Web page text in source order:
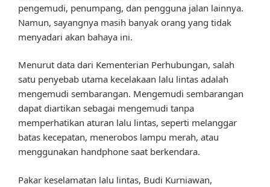
pengemudi, penumpang, dan pengguna jalan lainnya.
Namun, sayangnya masih banyak orang yang tidak
menyadari akan bahaya ini.
Menurut data dari Kementerian Perhubungan, salah
satu penyebab utama kecelakaan lalu lintas adalah
mengemudi sembarangan. Mengemudi sembarangan
dapat diartikan sebagai mengemudi tanpa
memperhatikan aturan lalu lintas, seperti melanggar
batas kecepatan, menerobos lampu merah, atau
menggunakan handphone saat berkendara.
Pakar keselamatan lalu lintas, Budi Kurniawan,